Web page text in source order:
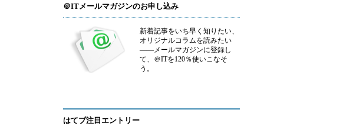
＠ITメールマガジンのお申し込み
新着記事をいち早く知りたい、
オリジナルコラムを読みたい
――メールマガジンに登録し
て、＠ITを120％使いこなそ
う。
はてブ注目エントリー